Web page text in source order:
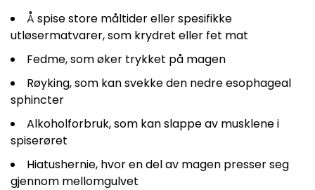
Å spise store måltider eller spesifikke
utløsermatvarer, som krydret eller fet mat
Fedme, som øker trykket på magen
Røyking, som kan svekke den nedre esophageal
sphincter
Alkoholforbruk, som kan slappe av musklene i
spiserøret
Hiatushernie, hvor en del av magen presser seg
gjennom mellomgulvet